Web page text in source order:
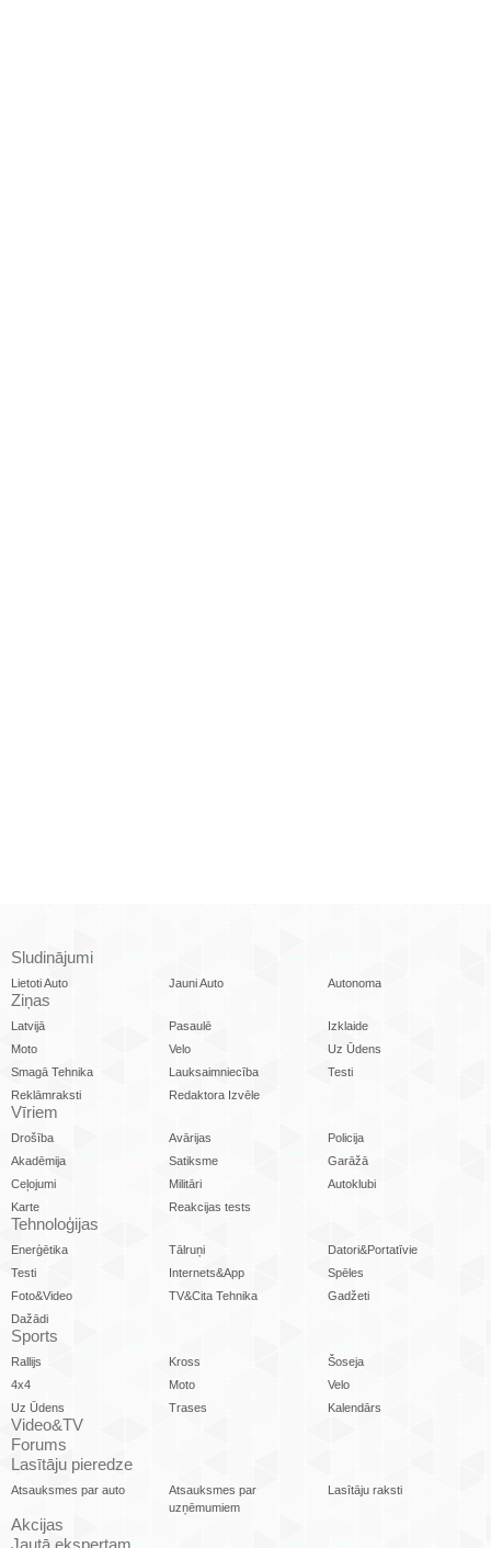
Sludinājumi
Lietoti Auto Jauni Auto Autonoma
Ziņas
Latvijā Pasaulē
Izklaide
Moto
Velo
Uz Ūdens
Smagā Tehnika
Lauksaimniecība
Testi
Reklāmraksti
Redaktora Izvēle
Vīriem
Drošība Avārijas
Policija
Akadēmija
Satiksme
Garāžā
Ceļojumi
Militāri
Autoklubi
Karte
Reakcijas tests
Tehnoloģijas
Enerģētika Tālruņi
Datori&Portatīvie
Testi
Internets&App
Spēles
Foto&Video
TV&Cita Tehnika
Gadžeti
Dažādi
Sports
Rallijs Kross
Šoseja
4x4
Moto
Velo
Uz Ūdens
Trases Kalendārs
Video&TV
Forums
Lasītāju pieredze
Atsauksmes par auto
Atsauksmes par
uzņēmumiem
Lasītāju raksti
Akcijas
Jautā ekspertam